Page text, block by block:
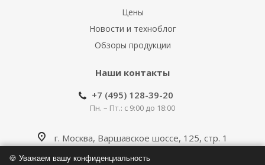
Цены
Новости и техноблог
Обзоры продукции
Наши контакты
+7 (495) 128-39-20
Пн. – Пт.: с 9:00 до 18:00
г. Москва, Варшавское шоссе, 125, стр. 1
🍪 Уважаем вашу конфиденциальность